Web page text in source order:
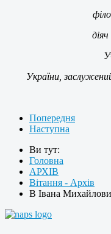
України,
Попередня
Наступна
Ви тут:
Головна
АРХІВ
Вітання - Архів
В Івана